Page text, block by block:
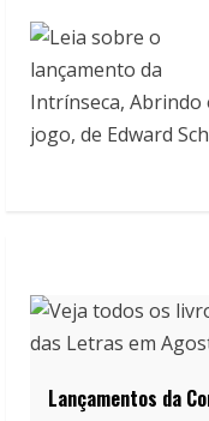
Lançamentos da